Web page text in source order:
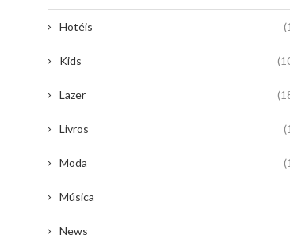
Hotéis
Kids
Lazer
Livros
Moda
Música
News